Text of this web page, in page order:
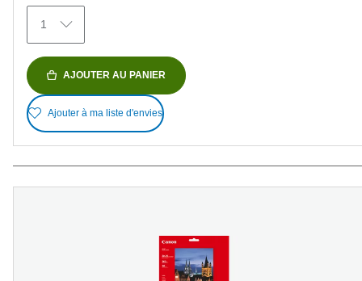
avis
1
AJOUTER AU PANIER
Ajouter à ma liste d'envies